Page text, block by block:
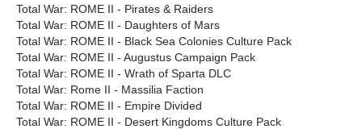
Total War: ROME II - Pirates & Raiders
Total War: ROME II - Daughters of Mars
Total War: ROME II - Black Sea Colonies Culture Pack
Total War: ROME II - Augustus Campaign Pack
Total War: ROME II - Wrath of Sparta DLC
Total War: Rome II - Massilia Faction
Total War: ROME II - Empire Divided
Total War: ROME II - Desert Kingdoms Culture Pack